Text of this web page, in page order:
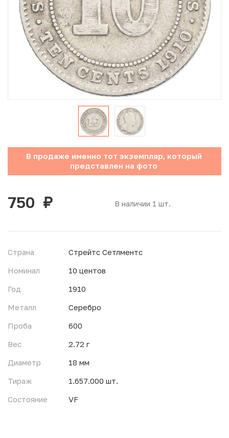
Юбилейные монеты Банка России (с 1999 года)
Памятные и инвестиционные монеты СССР и России
Иностранные монеты
Неофициальные выпуски монет (Unusual)
Античные и средневековые монеты
Инвестиционные монеты
В продаже именно тот экземпляр, который
представлен на фото
В наличии 1 шт.
750 руб.
Страна
Стрейтс Сетлментс
Номинал
10 центов
Год
1910
Металл
Серебро
Проба
600
Вес
2.72 г
Диаметр
18 мм
Тираж
1.657.000 шт.
Состояние
VF